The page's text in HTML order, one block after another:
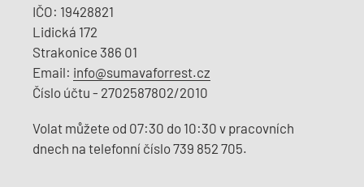
​IČO: 19428821
Lidická 172
Strakonice 386 01
Email: info@sumavaforrest.cz
Číslo účtu - 2702587802/2010
Volat můžete od 07:30 do 10:30 v pracovních
dnech na telefonní číslo 739 852 705.